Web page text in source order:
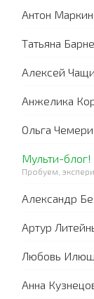
Антон Маркин
Татьяна
Алексей
Анжелика
Ольга
Мульти-блог!
Пробуем,
Александр
Артур
Любовь
Анна